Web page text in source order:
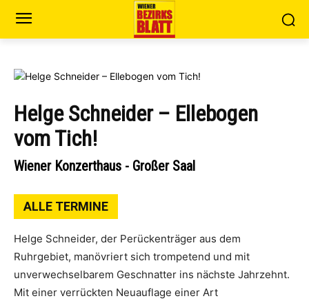
Helge Schneider – Ellebogen
vom Tich!
Wiener Konzerthaus - Großer Saal
ALLE TERMINE
Helge Schneider, der Perückenträger aus dem
Ruhrgebiet, manövriert sich trompetend und mit
unverwechselbarem Geschnatter ins nächste Jahrzehnt.
Mit einer verrückten Neuauflage einer Art